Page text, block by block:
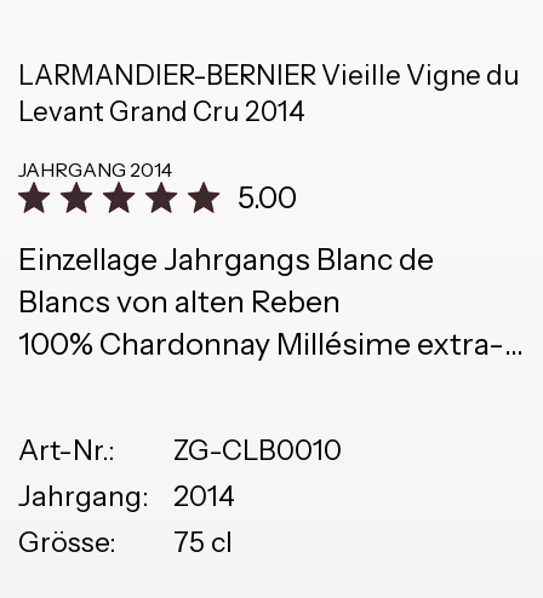
LARMANDIER-BERNIER Vieille Vigne du
Levant Grand Cru 2014
JAHRGANG 2014
5.00
Einzellage Jahrgangs Blanc de
Blancs von alten Reben
100% Chardonnay Millésime extra-
Art-Nr.:
ZG-CLB0010
Jahrgang:
2014
Grösse:
75 cl